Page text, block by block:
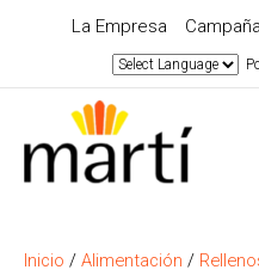
La Empresa
Inicio / Alimentación /